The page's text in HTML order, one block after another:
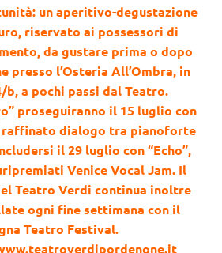
un aperitivo-degustazione
riservato ai possessori di
da gustare prima o dopo
presso l’Osteria All’Ombra, in
a pochi passi dal Teatro.
proseguiranno il 15 luglio con
raffinato dialogo tra pianoforte
il 29 luglio con “Echo”,
Venice Vocal Jam. Il
Teatro Verdi continua inoltre
ogni fine settimana con il
Teatro Festival.